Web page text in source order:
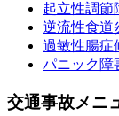
起立性調節
逆流性食道
過敏性腸症
パニック障
交通事故メニ